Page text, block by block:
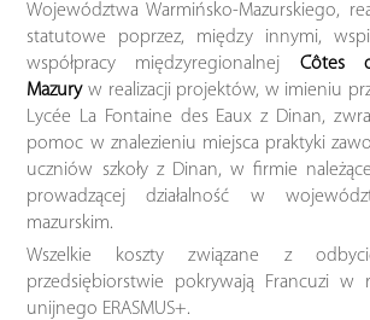
Województwa Warmińsko-Mazurskiego,
statutowe poprzez, między innymi,
współpracy międzyregionalnej Côtes
Mazury w realizacji projektów, w imieniu
Lycée La Fontaine des Eaux z Dinan,
pomoc w znalezieniu miejsca praktyki
uczniów szkoły z Dinan, w firmie
prowadzącej działalność w
mazurskim.
Wszelkie koszty związane z
przedsiębiorstwie pokrywają Francuzi w
unijnego ERASMUS+.